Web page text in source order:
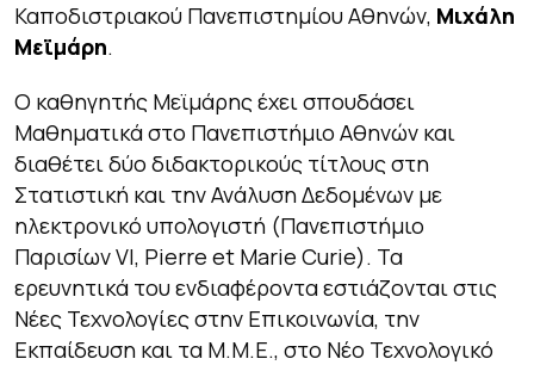
Καποδιστριακού Πανεπιστημίου Αθηνών, Μιχάλη
Μεϊμάρη.
O καθηγητής Μεϊμάρης έχει σπουδάσει
Μαθηματικά στο Πανεπιστήμιο Αθηνών και
διαθέτει δύο διδακτορικούς τίτλους στη
Στατιστική και την Ανάλυση Δεδομένων με
ηλεκτρονικό υπολογιστή (Πανεπιστήμιο
Παρισίων VI, Pierre et Marie Curie). Τα
ερευνητικά του ενδιαφέροντα εστιάζονται στις
Νέες Τεχνολογίες στην Επικοινωνία, την
Εκπαίδευση και τα Μ.Μ.Ε., στο Νέο Τεχνολογικό